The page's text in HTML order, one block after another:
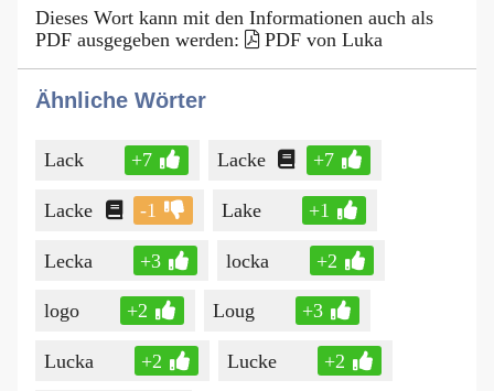
Dieses Wort kann mit den Informationen auch als
PDF ausgegeben werden:
PDF von Luka
Ähnliche Wörter
Lack +7 Lacke +7
Lacke -1 Lake +1
Lecka +3 locka +2
logo +2 Loug +3
Lucka +2 Lucke +2